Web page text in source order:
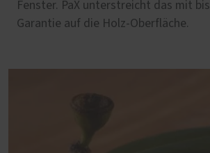
Fenster. PaX unterstreicht das mit
Garantie auf die Holz-Oberfläche.